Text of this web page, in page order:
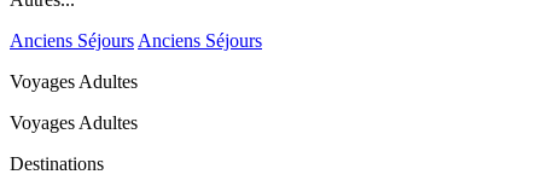
Anciens Séjours Anciens Séjours
Voyages Adultes
Voyages Adultes
Destinations